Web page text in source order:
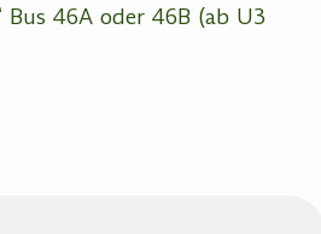
Bus 46A oder 46B (ab U3